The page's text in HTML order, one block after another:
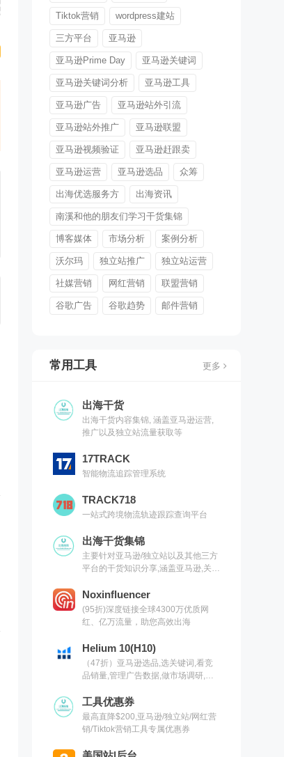
Tiktok营销 wordpress建站
三方平台 亚马逊
亚马逊Prime Day 亚马逊关键词
亚马逊关键词分析 亚马逊工具
亚马逊广告 亚马逊站外引流
亚马逊站外推广 亚马逊联盟
亚马逊视频验证 亚马逊赶跟卖
亚马逊运营 亚马逊选品 众筹
出海优选服务方 出海资讯
南溪和他的朋友们学习干货集锦
博客媒体 市场分析 案例分析
沃尔玛 独立站推广 独立站运营
社媒营销 网红营销 联盟营销
谷歌广告 谷歌趋势 邮件营销
常用工具 更多
出海干货
出海干货内容集锦, 涵盖亚马逊运营,
推广以及独立站流量获取等
17TRACK
智能物流追踪管理系统
TRACK718
一站式跨境物流轨迹跟踪查询平台
出海干货集锦
主要针对亚马逊/独立站以及其他三方
平台的干货知识分享,涵盖亚马逊,关键
具以及出海干货集锦,欢迎关注
Noxinfluencer
(95折)深度链接全球4300万优质网
红、亿万流量，助您高效出海
Helium 10(H10)
（47折）亚马逊选品,选关键词,看竞
品销量,管理广告数据,做市场调研,有
工具优惠券
最高直降$200,亚马逊/独立站/网红营
销/Tiktok营销工具专属优惠券